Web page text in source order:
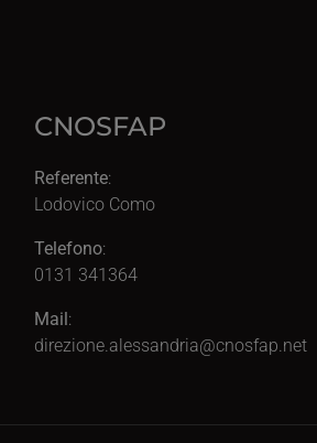
CNOSFAP
Referente:
Lodovico Como
Telefono:
0131 341364
Mail:
direzione.alessandria@cnosfap.net